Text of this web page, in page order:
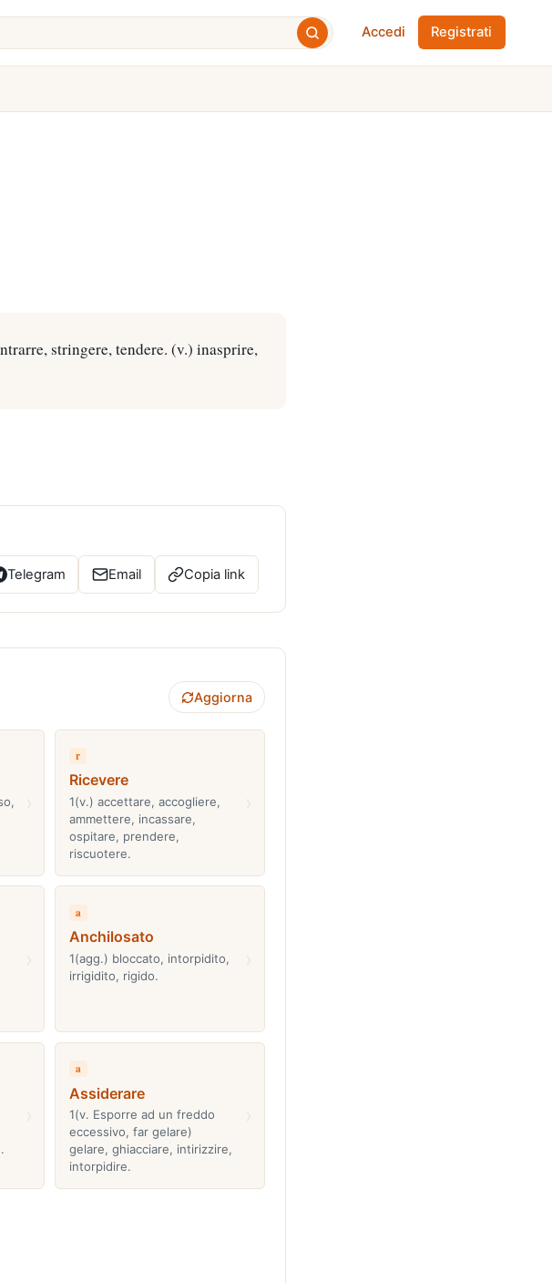
Accedi Registrati
stringere, tendere. (v.) inasprire,
Telegram Email Copia link
Aggiorna
r
Ricevere
1(v.) accettare, accogliere,
ammettere, incassare,
ospitare, prendere,
riscuotere.
a
Anchilosato
1(agg.) bloccato, intorpidito,
irrigidito, rigido.
a
Assiderare
1(v. Esporre ad un freddo
eccessivo, far gelare)
gelare, ghiacciare, intirizzire,
intorpidire.